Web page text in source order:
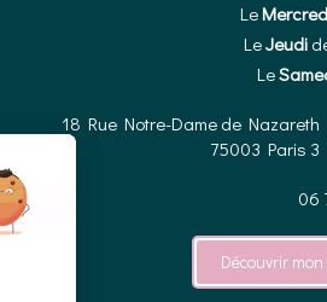
Le
LeJeudi
Le
18 Rue Notre-Dame de Nazareth
75003 Paris 3
06
Découvrir